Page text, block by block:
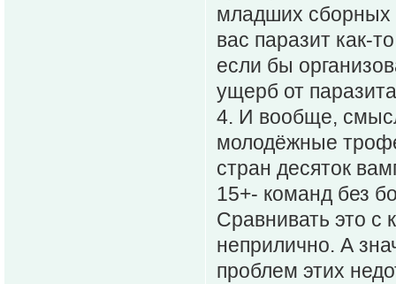
младших сборных
вас паразит как-
если бы
ущерб от
4. И вообще,
молодёжные
стран десяток
15+- команд без
Сравнивать это с
неприлично. А
проблем этих